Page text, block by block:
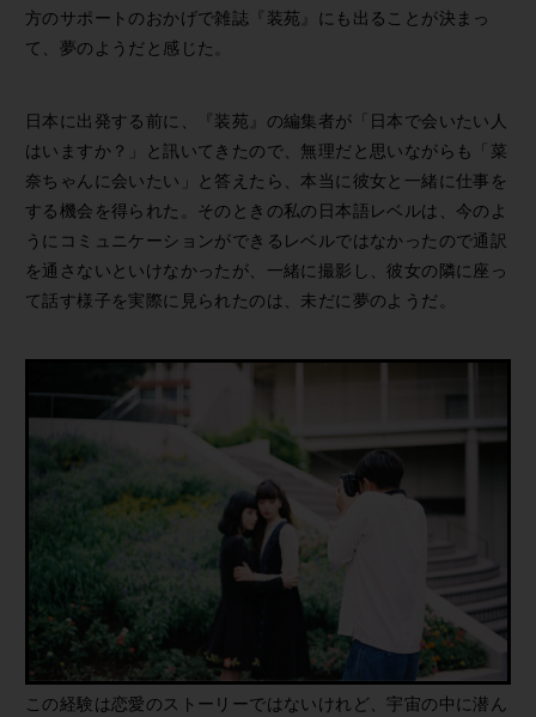
方のサポートのおかげで雑誌『装苑』にも出ることが決まっ
て、夢のようだと感じた。
日本に出発する前に、『装苑』の編集者が「日本で会いたい人
はいますか？」と訊いてきたので、無理だと思いながらも「菜
奈ちゃんに会いたい」と答えたら、本当に彼女と一緒に仕事を
する機会を得られた。そのときの私の日本語レベルは、今のよ
うにコミュニケーションができるレベルではなかったので通訳
を通さないといけなかったが、一緒に撮影し、彼女の隣に座っ
て話す様子を実際に見られたのは、未だに夢のようだ。
この経験は恋愛のストーリーではないけれど、宇宙の中に潜ん